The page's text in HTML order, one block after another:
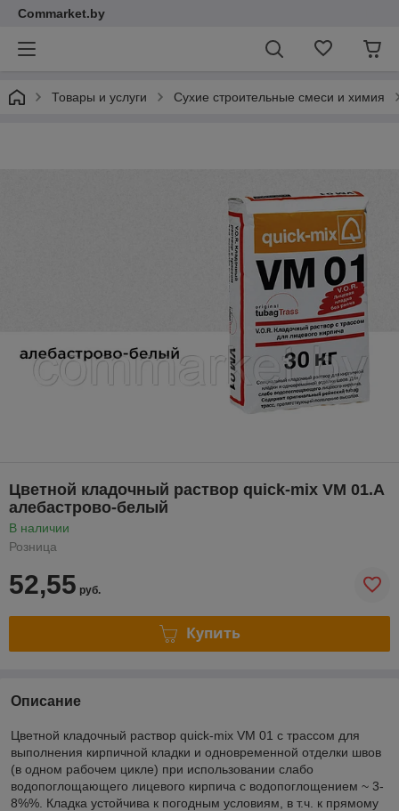
Commarket.by
Товары и услуги Сухие строительные смеси и химия
Цветной кладочный раствор quick-mix VM 01.A
алебастрово-белый
В наличии
Розница
52,55 руб.
Купить
Описание
Цветной кладочный раствор quick-mix VM 01 с трассом для
выполнения кирпичной кладки и одновременной отделки швов
(в одном рабочем цикле) при использовании слабо
водопоглощающего лицевого кирпича с водопоглощением ~ 3-
8%%. Кладка устойчива к погодным условиям, в т.ч. к прямому